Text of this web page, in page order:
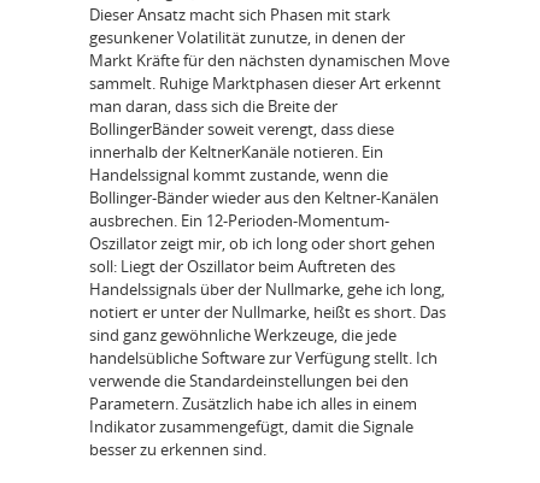
Dieser Ansatz macht sich Phasen mit stark
gesunkener Volatilität zunutze, in denen der
Markt Kräfte für den nächsten dynamischen Move
sammelt. Ruhige Marktphasen dieser Art erkennt
man daran, dass sich die Breite der
BollingerBänder soweit verengt, dass diese
innerhalb der KeltnerKanäle notieren. Ein
Handelssignal kommt zustande, wenn die
Bollinger-Bänder wieder aus den Keltner-Kanälen
ausbrechen. Ein 12-Perioden-Momentum-
Oszillator zeigt mir, ob ich long oder short gehen
soll: Liegt der Oszillator beim Auftreten des
Handelssignals über der Nullmarke, gehe ich long,
notiert er unter der Nullmarke, heißt es short. Das
sind ganz gewöhnliche Werkzeuge, die jede
handelsübliche Software zur Verfügung stellt. Ich
verwende die Standardeinstellungen bei den
Parametern. Zusätzlich habe ich alles in einem
Indikator zusammengefügt, damit die Signale
besser zu erkennen sind.